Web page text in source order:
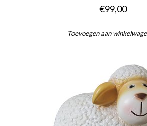
€99,00
Toevoegen aan